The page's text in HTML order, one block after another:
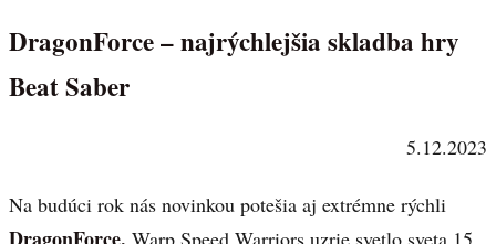
DragonForce – najrýchlejšia skladba hry
Beat Saber
5.12.2023
Na budúci rok nás novinkou potešia aj extrémne rýchli